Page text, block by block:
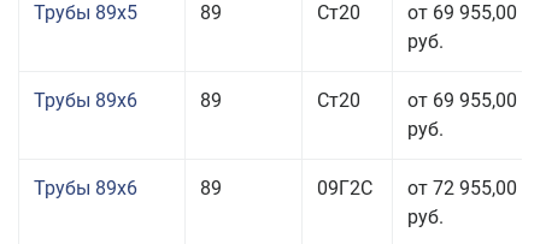
Трубы 89x5 89 Ст20
от 69 955,00
руб.
Трубы 89x6 89 Ст20
от 69 955,00
руб.
Трубы 89x6 89 09Г2С
от 72 955,00
руб.